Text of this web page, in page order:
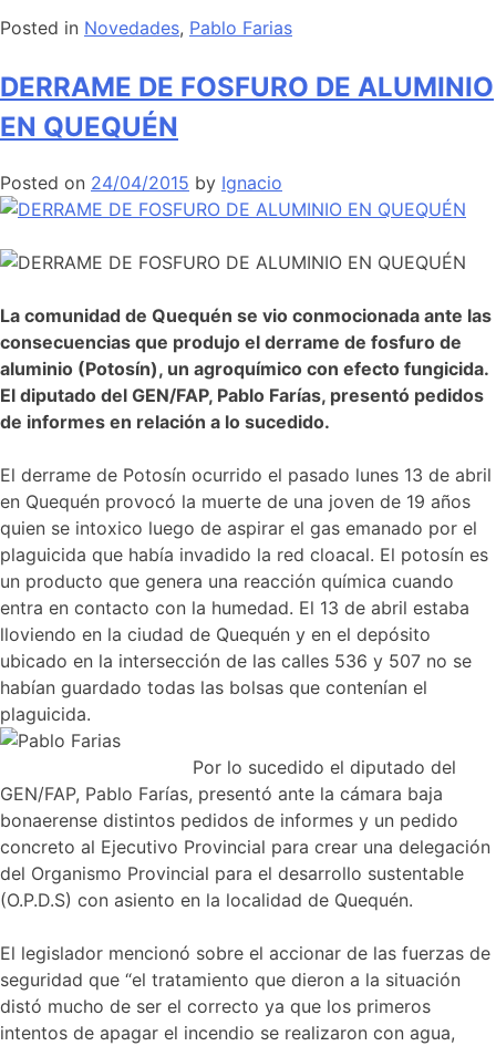
Posted in Novedades, Pablo Farias
DERRAME DE FOSFURO DE ALUMINIO
EN QUEQUÉN
Posted on 24/04/2015 by Ignacio
La comunidad de Quequén se vio conmocionada ante las
consecuencias que produjo el derrame de fosfuro de
aluminio (Potosín), un agroquímico con efecto fungicida.
El diputado del GEN/FAP, Pablo Farías, presentó pedidos
de informes en relación a lo sucedido.
El derrame de Potosín ocurrido el pasado lunes 13 de abril
en Quequén provocó la muerte de una joven de 19 años
quien se intoxico luego de aspirar el gas emanado por el
plaguicida que había invadido la red cloacal. El potosín es
un producto que genera una reacción química cuando
entra en contacto con la humedad. El 13 de abril estaba
lloviendo en la ciudad de Quequén y en el depósito
ubicado en la intersección de las calles 536 y 507 no se
habían guardado todas las bolsas que contenían el
plaguicida.
Por lo sucedido el diputado del
GEN/FAP, Pablo Farías, presentó ante la cámara baja
bonaerense distintos pedidos de informes y un pedido
concreto al Ejecutivo Provincial para crear una delegación
del Organismo Provincial para el desarrollo sustentable
(O.P.D.S) con asiento en la localidad de Quequén.
El legislador mencionó sobre el accionar de las fuerzas de
seguridad que “el tratamiento que dieron a la situación
distó mucho de ser el correcto ya que los primeros
intentos de apagar el incendio se realizaron con agua,